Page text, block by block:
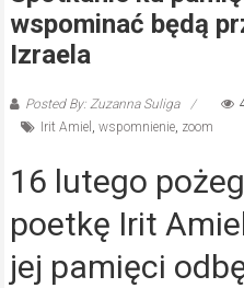
wspominać będą
Izraela
Posted By: Zuzanna Suliga
Irit Amiel , wspomnienie, zoom
16 lutego
poetkę Irit
jej pamięci